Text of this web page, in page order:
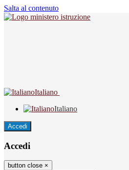
Salta al contenuto
Italiano
Italiano
Accedi
Accedi
button close ×